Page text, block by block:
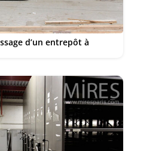
d’un entrepôt à